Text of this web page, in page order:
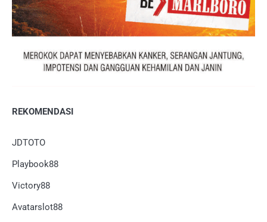
REKOMENDASI
JDTOTO
Playbook88
Victory88
Avatarslot88